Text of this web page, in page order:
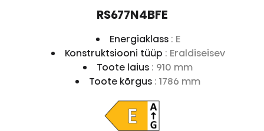
RS677N4BFE
Energiaklass : E
Konstruktsiooni tüüp : Eraldiseisev
Toote laius : 910 mm
Toote kõrgus : 1786 mm